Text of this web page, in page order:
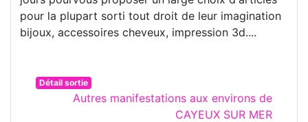
pour la plupart sorti tout droit de leur imagination
bijoux, accessoires cheveux, impression 3d....
Détail sortie
Autres manifestations aux environs de
CAYEUX SUR MER